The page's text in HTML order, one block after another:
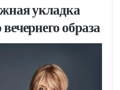
укладка
образа